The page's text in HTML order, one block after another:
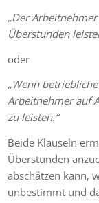
„Der
Überstunden
oder
„Wenn
Arbeitnehmer auf
zu leisten.“
Beide Klauseln
Überstunden
abschätzen kann,
unbestimmt und